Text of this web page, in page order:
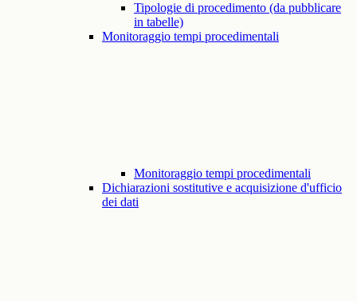
Tipologie di procedimento (da pubblicare
in tabelle)
Monitoraggio tempi procedimentali
Monitoraggio tempi procedimentali
Dichiarazioni sostitutive e acquisizione d'ufficio
dei dati